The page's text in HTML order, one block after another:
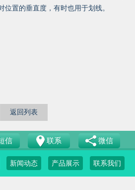
位置的垂直度，有时也用于划线。
返回列表
信 联系 微信
新闻动态 产品展示 联系我们